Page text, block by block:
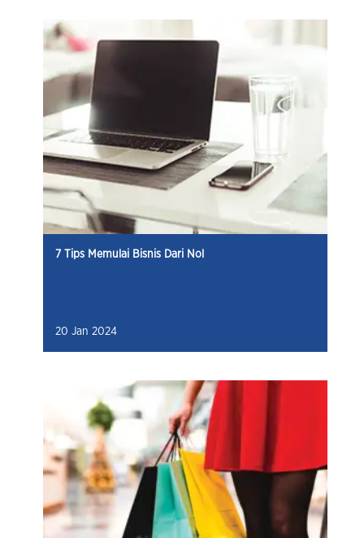
7 Tips Memulai Bisnis Dari Nol
20 Jan 2024